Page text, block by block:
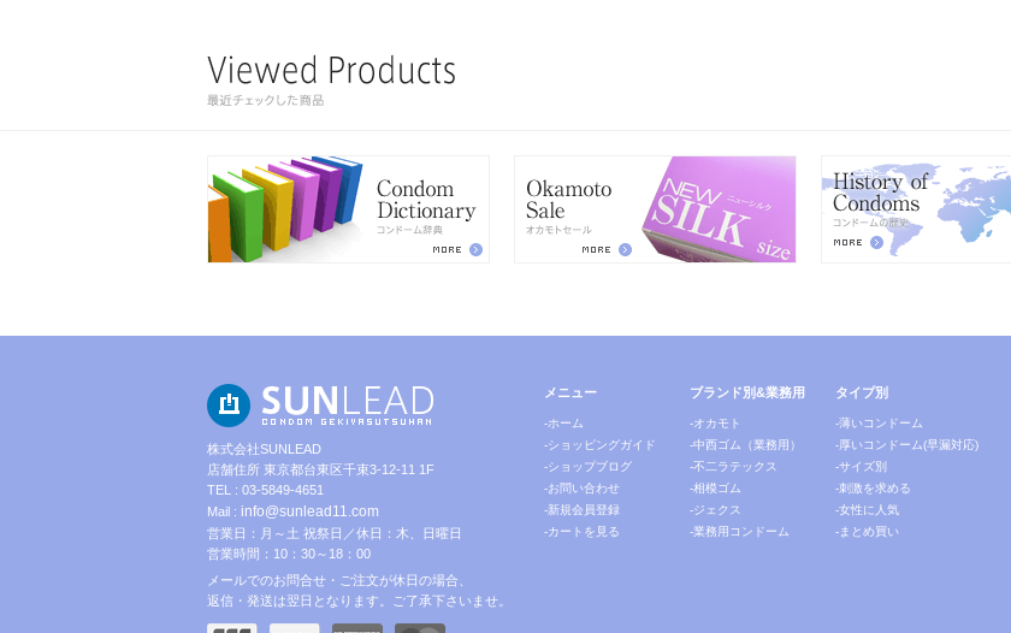
株式会社SUNLEAD
店舗住所 東京都台東区千束3-12-11 1F
TEL : 03-5849-4651
Mail : info@sunlead11.com
営業日：月～土 祝祭日／休日：木、日曜日
営業時間：10：30～18：00
メールでのお問合せ・ご注文が休日の場合、
返信・発送は翌日となります。ご了承下さいませ。
メニュー
-ホーム
-ショッピングガイド
-ショップブログ
-お問い合わせ
-新規会員登録
-カートを見る
ブランド別&業務用
-オカモト
-中西ゴム（業務用）
-不二ラテックス
-相模ゴム
-ジェクス
-業務用コンドーム
タイプ別
-薄いコンドーム
-厚いコンドーム(早漏対応)
-サイズ別
-刺激を求める
-女性に人気
-まとめ買い